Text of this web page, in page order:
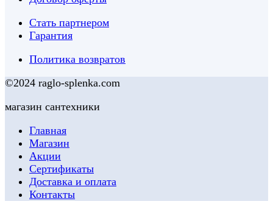
Стать партнером
Гарантия
Политика возвратов
©2024 raglo-splenka.com
магазин сантехники
Главная
Магазин
Акции
Сертификаты
Доставка и оплата
Контакты